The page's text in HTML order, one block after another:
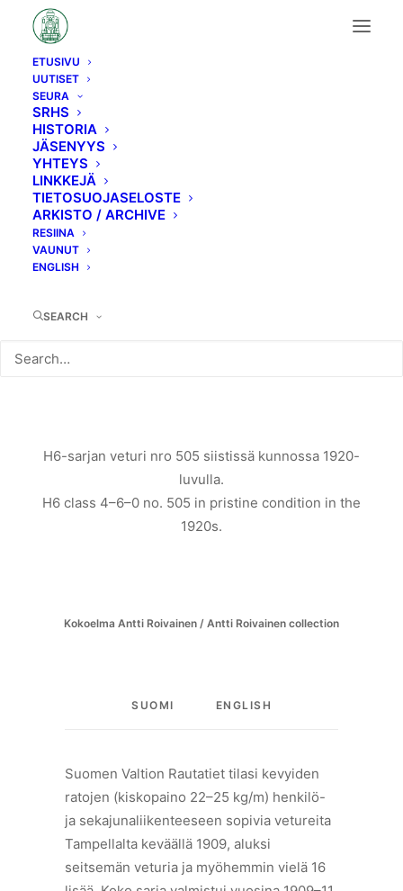
ETUSIVU
UUTISET
SEURA
SRHS
HISTORIA
JÄSENYYS
YHTEYS
LINKKEJÄ
TIETOSUOJASELOSTE
ARKISTO / ARCHIVE
RESIINA
VAUNUT
ENGLISH
SEARCH
H6-sarjan veturi nro 505 siistissä kunnossa 1920-
luvulla.
H6 class 4–6–0 no. 505 in pristine condition in the
1920s.
Kokoelma Antti Roivainen / Antti Roivainen collection
SUOMI ENGLISH
Suomen Valtion Rautatiet tilasi kevyiden
ratojen (kiskopaino 22–25 kg/m) henkilö-
ja sekajunaliikenteeseen sopivia vetureita
Tampellalta keväällä 1909, aluksi
seitsemän veturia ja myöhemmin vielä 16